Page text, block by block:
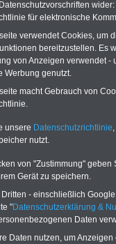
für elektronische
verwendet Cookies, um
bereitzustellen. Es
von Anzeigen verwendet
Werbung genutzt.
macht Gebrauch von
unsere Datenschutzrichtlinie
nutzt.
von "Zustimmung"
Gerät zu speichern.
- einschließlich
"Datenschutzerklärung &
Daten
Daten nutzen, um